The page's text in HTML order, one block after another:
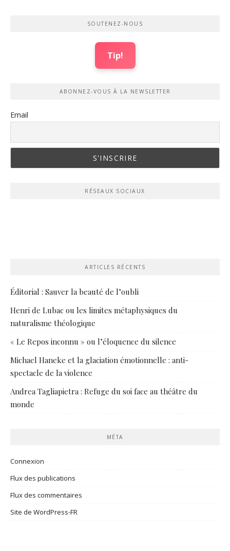
SOUTENEZ-NOUS
Tip!
ABONNEZ-VOUS À LA NEWSLETTER
Email
RÉSEAUX SOCIAUX
ARTICLES RÉCENTS
Éditorial : Sauver la beauté de l’oubli
Henri de Lubac ou les limites métaphysiques du
naturalisme théologique
« Le Repos inconnu » ou l’éloquence du silence
Michael Haneke et la glaciation émotionnelle : anti-
spectacle de la violence
Andrea Tagliapietra : Refuge du soi face au théâtre du
monde
MÉTA
Connexion
Flux des publications
Flux des commentaires
Site de WordPress-FR